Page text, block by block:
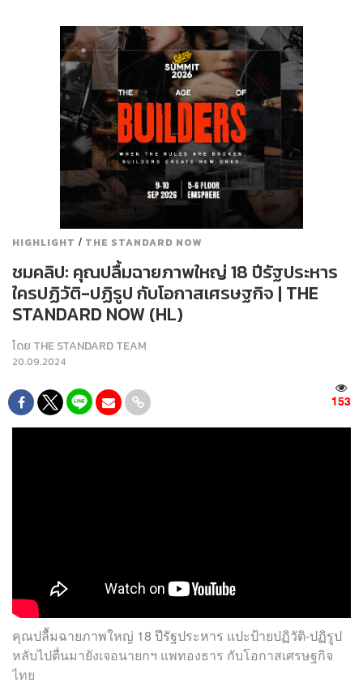
HIGHLIGHT / THE STANDARD NOW
ชมคลิป: คุณปลื้มฉายภาพใหญ่ 18 ปีรัฐประหาร
ใครปฏิวัติ-ปฏิรูป กับโอกาสเศรษฐกิจ | THE
STANDARD NOW (HL)
โดย THE STANDARD TEAM
20.09.2024
153
คุณปลื้มฉายภาพใหญ่ 18 ปีรัฐประหาร แปะป้ายปฏิวัติ-ปฏิรูป
หลับไปตื่นมายังเจอนายกฯ แพทองธาร กับโอกาสเศรษฐกิจ
ไทย